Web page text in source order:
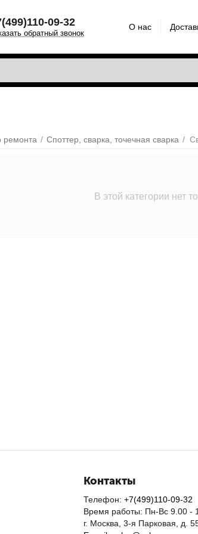
09-32
обратный звонок
О нас
ремонта / Споттер, сварка, точечная сварка /
В этой категории нет
Контакты
Телефон: +7(499)110-09-32
Время работы: Пн-Вс 9.00 -
г. Москва, 3-я Парковая, д.